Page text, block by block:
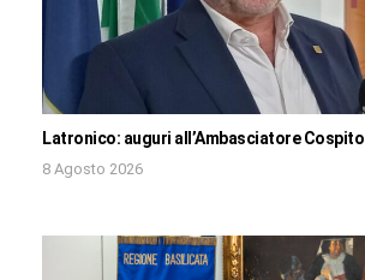
Latronico: auguri all’Ambasciatore Cospito
8 Agosto 2026